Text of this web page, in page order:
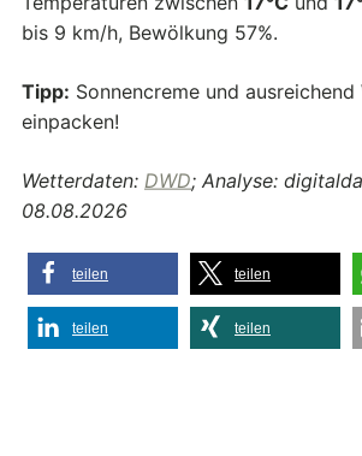
bis 9 km/h, Bewölkung 57%.
Tipp: Sonnencreme und ausreichend
einpacken!
Wetterdaten: DWD; Analyse:
08.08.2026
teilen teilen
teilen teilen